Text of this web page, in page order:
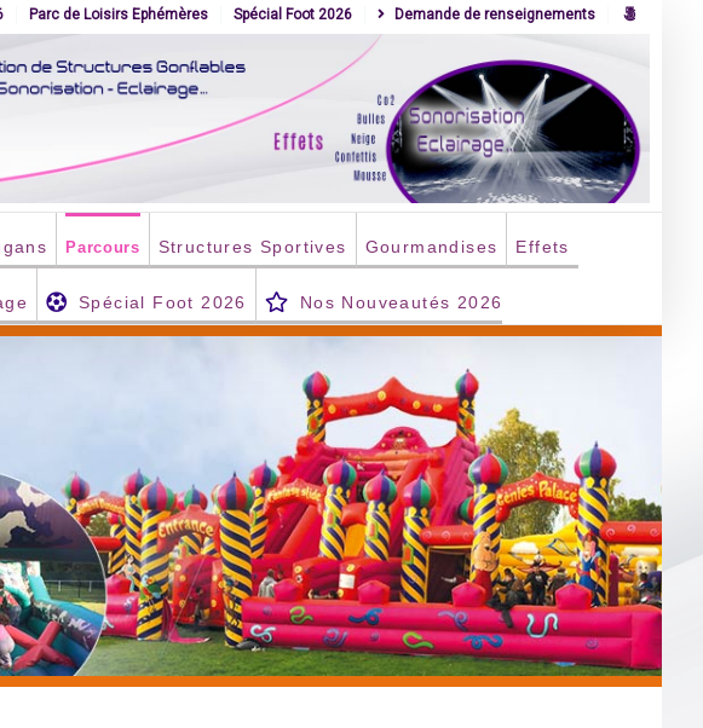
Parc de Loisirs Ephémères Spécial Foot 2026 Demande de renseignements
Parcours Structures Sportives Gourmandises Effets
Spécial Foot 2026 Nos Nouveautés 2026